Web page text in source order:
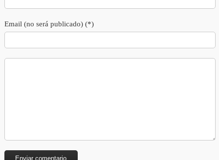
Email (no será publicado) (*)